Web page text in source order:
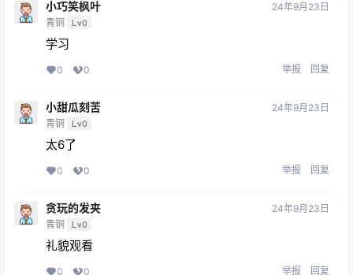
小巧笑枫叶
青铜 Lv0
24年9月23日
学习
0 0 举报 回复
小甜瓜刻苦
青铜 Lv0
24年9月23日
太6了
0 0 举报 回复
贪玩的发夹
青铜 Lv0
24年9月23日
礼貌观看
0 0 举报 回复